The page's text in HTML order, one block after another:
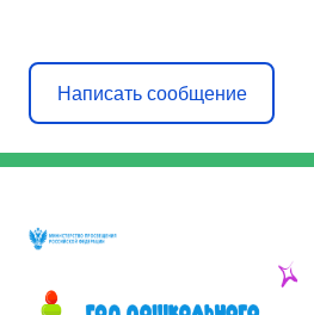
Написать сообщение